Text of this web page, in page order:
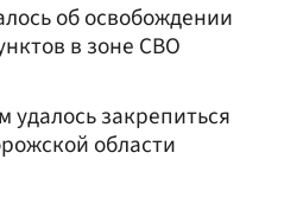
об освобождении
в зоне СВО
удалось закрепиться
области